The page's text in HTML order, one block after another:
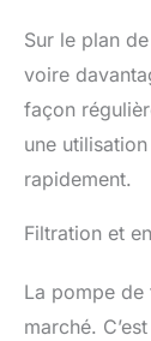
Sur le plan
voire
façon
une
rapidement.
Filtration et
La pompe
marché.